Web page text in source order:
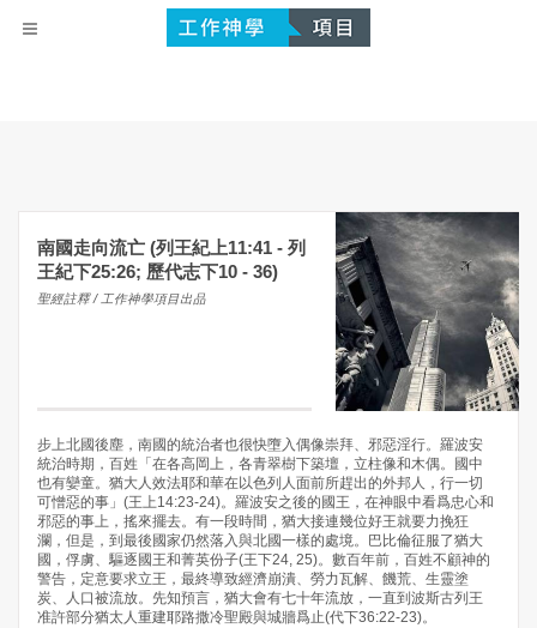
南國走向流亡 (列王紀上11:41 - 列
王紀下25:26; 歷代志下10 - 36)
聖經註釋 / 工作神學項目出品
步上北國後塵，南國的統治者也很快墮入偶像崇拜、邪惡淫行。羅波安
統治時期，百姓「在各高岡上，各青翠樹下築壇，立柱像和木偶。國中
也有孌童。猶大人效法耶和華在以色列人面前所趕出的外邦人，行一切
可憎惡的事」(王上14:23-24)。羅波安之後的國王，在神眼中看爲忠心和
邪惡的事上，搖來擺去。有一段時間，猶大接連幾位好王就要力挽狂
瀾，但是，到最後國家仍然落入與北國一樣的處境。巴比倫征服了猶大
國，俘虜、驅逐國王和菁英份子(王下24, 25)。數百年前，百姓不顧神的
警告，定意要求立王，最終導致經濟崩潰、勞力瓦解、饑荒、生靈塗
炭、人口被流放。先知預言，猶大會有七十年流放，一直到波斯古列王
准許部分猶太人重建耶路撒冷聖殿與城牆爲止(代下36:22-23)。